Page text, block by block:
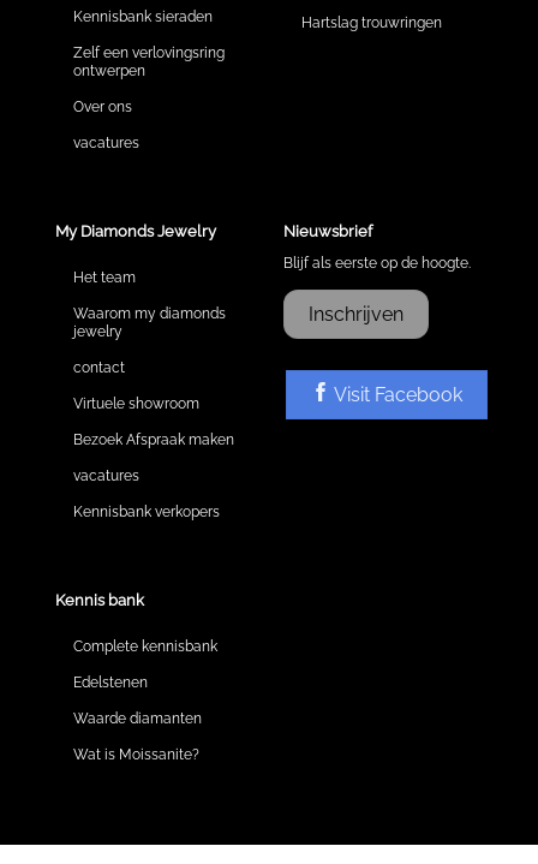
Kennisbank sieraden
Zelf een verlovingsring
ontwerpen
Over ons
vacatures
Hartslag trouwringen
My Diamonds Jewelry
Het team
Waarom my diamonds
jewelry
contact
Virtuele showroom
Bezoek Afspraak maken
vacatures
Kennisbank verkopers
Kennis bank
Complete kennisbank
Edelstenen
Waarde diamanten
Wat is Moissanite?
Nieuwsbrief
Blijf als eerste op de hoogte.
Inschrijven
Visit Facebook